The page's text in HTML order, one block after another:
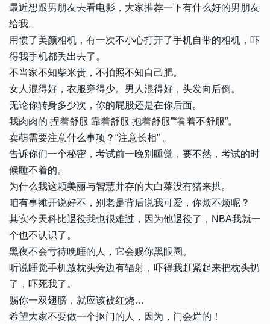
最近想跟男朋友去看电影，大家推荐一下有什么好的男朋友
给我。
用惯了美颜相机，有一次不小心打开了手机自带的相机，吓
得我手机都丢出去了。
不当家不知柴米贵，不拍照不知自己肥。
女人混得好，衣服穿得少。男人混得好，头发向后倒。
无论你转身多少次，你的屁股还是在你后面。
我肉肉的 捏着舒服 靠着舒服 抱着舒服”“看着不舒服”。
卖萌需要注意什么事项？“注意长相” 。
告诉你们一个秘密，考试前一晚别睡觉，要不然，考试的时
候睡不着的。
为什么我这颗美丽与智慧并存的大白菜没有猪来拱。
咱有事摊开说好不，别老是背后说我可爱，你烦不烦呢？
其实今天科比退役我也很难过，因为他退役了，NBA我就一
个也不认识了。
黑夜不会亏待晚睡的人，它会赐你黑眼圈。
听说睡觉手机放枕头旁边有辐射，吓得我赶紧起来把枕头扔
了，吓死我了。
赐你一双翅膀，就应该被红烧…
希望大家不要做一个抠门的人，因为，门会烂的！